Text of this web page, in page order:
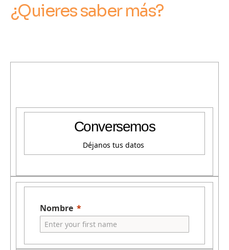
¿Quieres saber más?
Conversemos
Déjanos tus datos
Nombre